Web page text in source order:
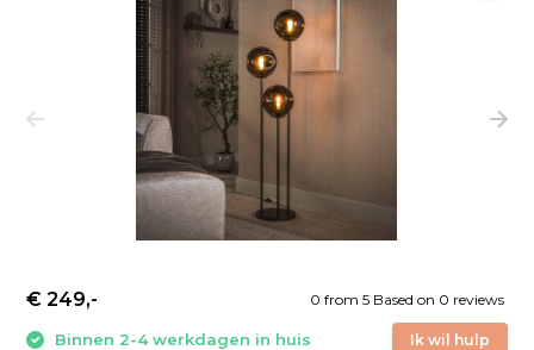
0 from 5 Based on 0 reviews
Ik wil hulp
€ 249,-
Binnen 2-4 werkdagen in huis